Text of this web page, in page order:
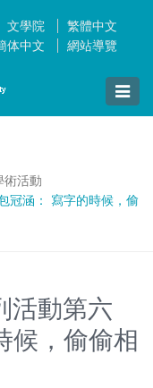
文學院
繁體中文
体中文 網站導覽
Toggle
術活動
冠涵： 寫字的時候，偷
活動第六
候，偷偷相